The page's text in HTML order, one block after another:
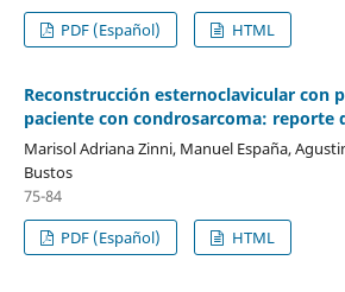
PDF (Español)
HTML
Reconstrucción esternoclavicular con
paciente con condrosarcoma: reporte
Marisol Adriana Zinni, Manuel España,
Bustos
75-84
PDF (Español)
HTML